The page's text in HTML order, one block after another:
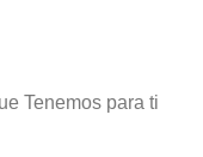
Tenemos para ti